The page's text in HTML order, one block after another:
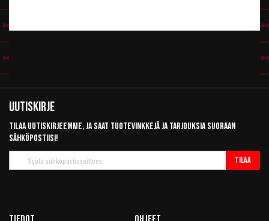
Uutiskirje
Tilaa uutiskirjeemme, ja saat tuotevinkkejä ja tarjouksia suoraan
sähköpostiisi!
uutiskirje
Tilaa